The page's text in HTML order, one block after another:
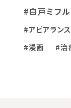
#白戸ミフル
#アピアラン
#漫画
#治